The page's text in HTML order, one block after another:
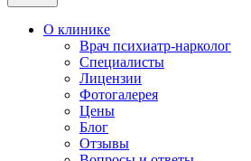
О клинике
Врач психиатр-нарколог
Специалисты
Лицензии
Фотогалерея
Цены
Блог
Отзывы